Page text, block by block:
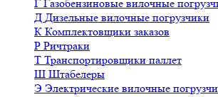
Г Газобензиновые вилочные
Д Дизельные вилочные погрузчики
К Комплектовщики заказов
Р Ричтраки
Т Транспортировщики паллет
Ш Штабелеры
Э Электрические вилочные